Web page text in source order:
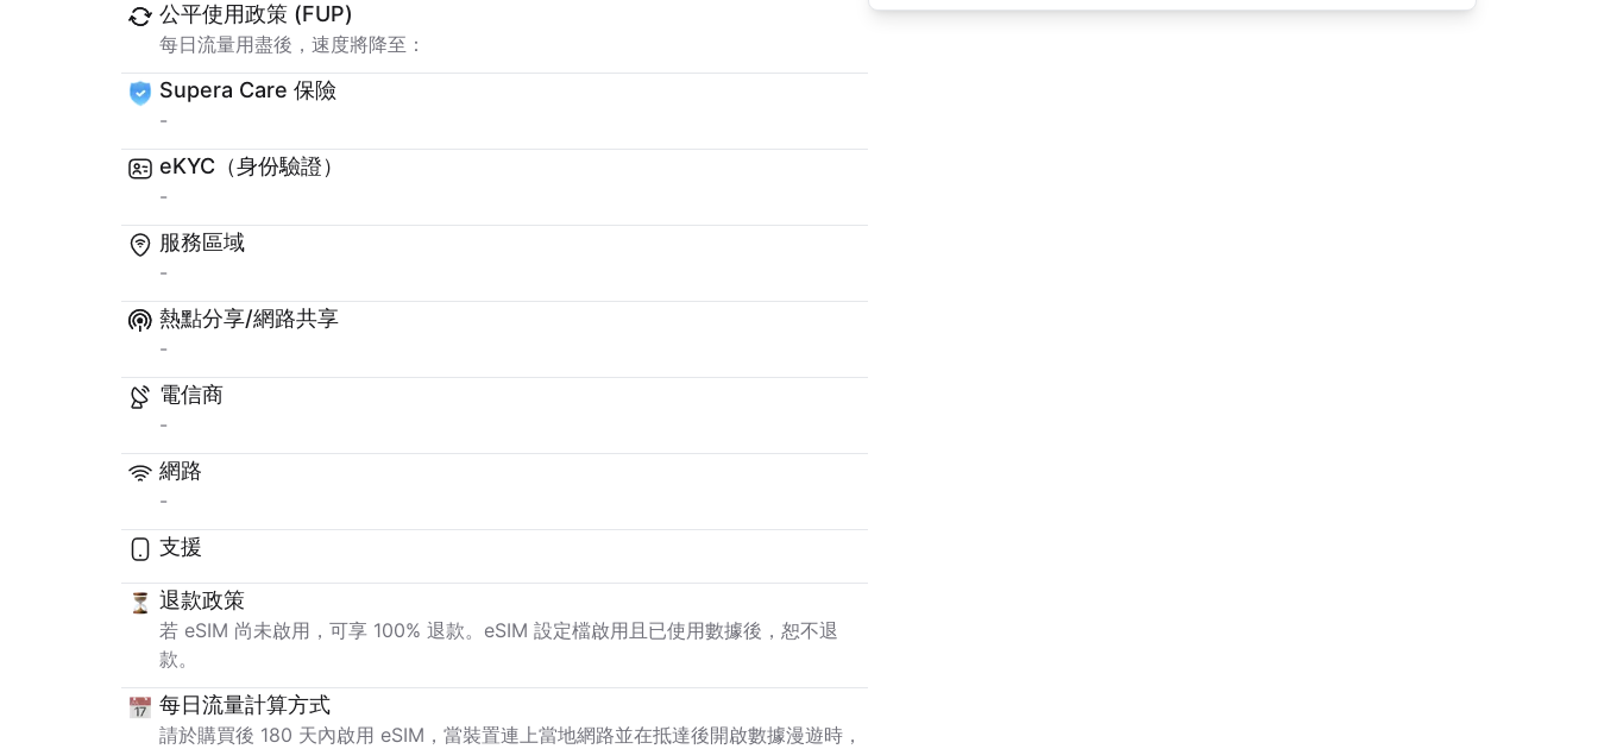
公平使用政策 (FUP)
每日流量用盡後，速度將降至：
Supera Care 保險
-
eKYC（身份驗證）
-
服務區域
-
熱點分享/網路共享
-
電信商
-
網路
-
支援
退款政策
若 eSIM 尚未啟用，可享 100% 退款。eSIM 設定檔啟用且已使用數據後，恕不退
款。
每日流量計算方式
請於購買後 180 天內啟用 eSIM，當裝置連上當地網路並在抵達後開啟數據漫遊時，